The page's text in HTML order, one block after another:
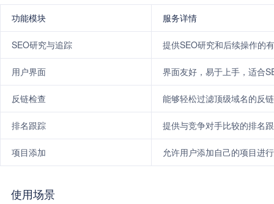
功能模块 服务详情
SEO研究与追踪 提供SEO研究和后续操作的
用户界面 界面友好，易于上手，适合
反链检查 能够轻松过滤顶级域名的反
排名跟踪 提供与竞争对手比较的排名
项目添加 允许用户添加自己的项目进
使用场景